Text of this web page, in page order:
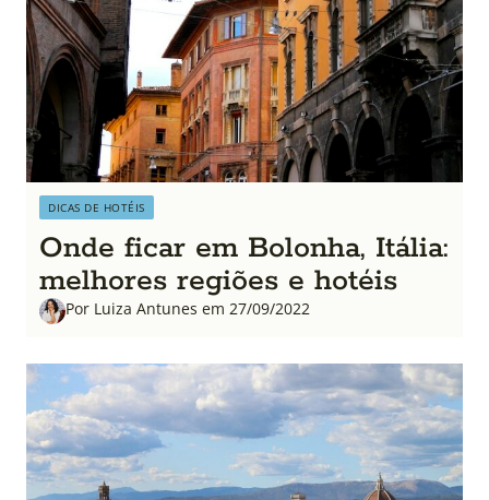
DICAS DE HOTÉIS
Onde ficar em Bolonha, Itália:
melhores regiões e hotéis
Por Luiza Antunes em 27/09/2022